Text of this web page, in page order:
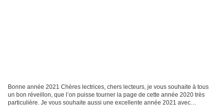
Bonne année 2021 Chères lectrices, chers lecteurs, je vous souhaite à tous
un bon réveillon, que l’on puisse tourner la page de cette année 2020 très
particulière. Je vous souhaite aussi une excellente année 2021 avec